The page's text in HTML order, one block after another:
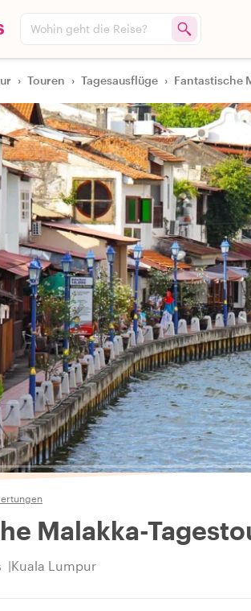
Wohin geht die Reise?
› Touren › Tagesausflüge › Fantastische
Malakka-
Kuala Lumpur